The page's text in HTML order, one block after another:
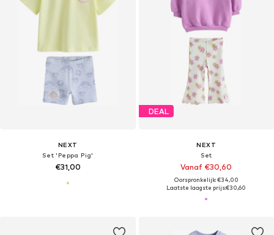
NEXT
Set 'Peppa Pig'
€31,00
DEAL
NEXT
Set
Vanaf €30,60
Oorspronkelijk: €34,00
Laatste laagste prijs:€30,60